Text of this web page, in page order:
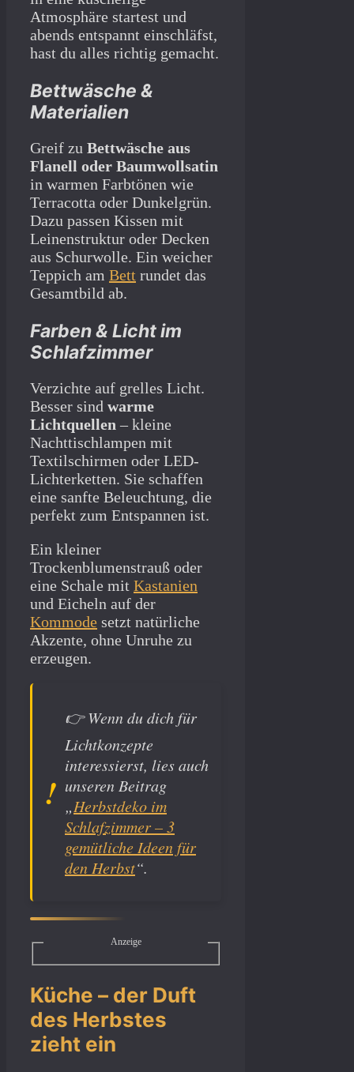
Atmosphäre startest und
abends entspannt einschläfst,
hast du alles richtig gemacht.
Bettwäsche &
Materialien
Greif zu Bettwäsche aus
Flanell oder Baumwollsatin
in warmen Farbtönen wie
Terracotta oder Dunkelgrün.
Dazu passen Kissen mit
Leinenstruktur oder Decken
aus Schurwolle. Ein weicher
Teppich am Bett rundet das
Gesamtbild ab.
Farben & Licht im
Schlafzimmer
Verzichte auf grelles Licht.
Besser sind warme
Lichtquellen – kleine
Nachttischlampen mit
Textilschirmen oder LED-
Lichterketten. Sie schaffen
eine sanfte Beleuchtung, die
perfekt zum Entspannen ist.
Ein kleiner
Trockenblumenstrauß oder
eine Schale mit Kastanien
und Eicheln auf der
Kommode setzt natürliche
Akzente, ohne Unruhe zu
erzeugen.
👉Wenn du dich für
Lichtkonzepte
interessierst, lies auch
unseren Beitrag
„Herbstdeko im
Schlafzimmer – 3
gemütliche Ideen für
den Herbst“.
Anzeige
Küche – der Duft
des Herbstes
zieht ein